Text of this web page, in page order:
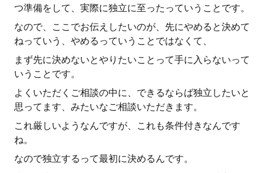
つ準備をして、実際に独立に至ったっていうことです。
なので、ここでお伝えしたいのが、先にやめると決めて
ねっていう、やめるっていうことではなくて、
まず先に決めないとやりたいことって手に入らないって
いうことです。
よくいただくご相談の中に、できるならば独立したいと
思ってます、みたいなご相談いただきます。
これ厳しいようなんですが、これも条件付きなんです
ね。
なので独立するって最初に決めるんです。